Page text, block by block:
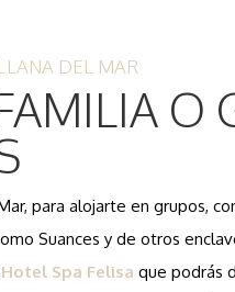
DEL MAR
O
para alojarte en grupos,
Suances y de otros
Hotel Spa Felisa que podrás